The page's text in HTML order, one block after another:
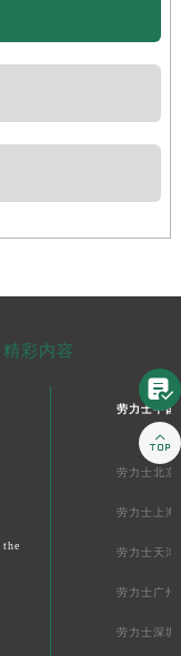
彩内容
劳力士中国
劳力士北京
劳力士上海
劳力士天津
劳力士广州
劳力士深圳

